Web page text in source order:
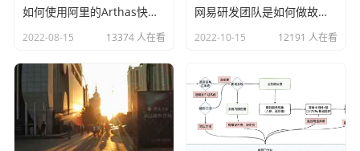
行登录：
会看到默认有两个库，分别是：__cdc__和information_sche
ma。接下来的话我们和使用mysql一样用就可以了，例如创
建一个users的库
如何使用阿里的Arthas快速定位正在线上运行的程序问题
2022-08-15 13374 人在看
网易研发团队是如何做故障演练的？
2022-10-15 12191 人在看